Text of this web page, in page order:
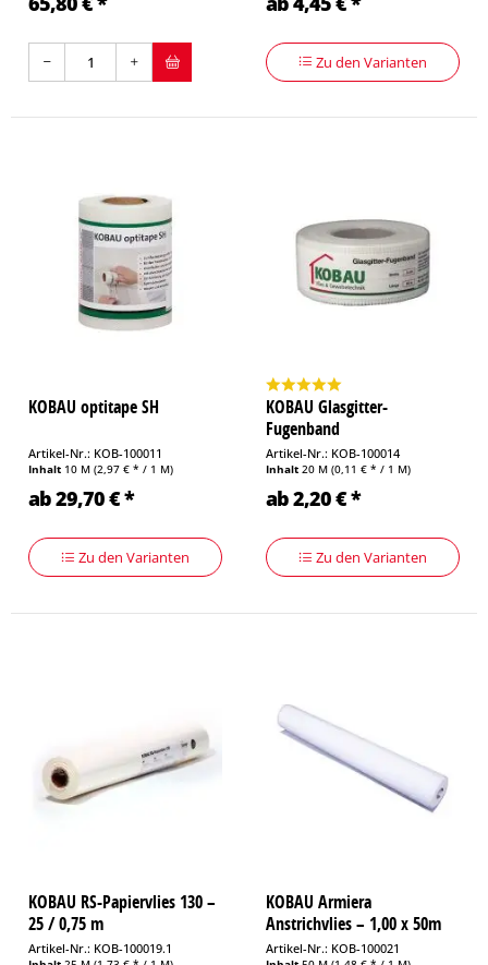
Zu den Varianten
KOBAU optitape SH
Artikel-Nr.: KOB-100011
Inhalt 10 M(2,97 € * / 1 M)
ab 29,70 € *
Zu den Varianten
KOBAU Glasgitter-
Fugenband
Artikel-Nr.: KOB-100014
Inhalt20 M(0,11 € * / 1 M)
ab 2,20 € *
Zu den Varianten
KOBAU RS-Papiervlies 130 –
25 / 0,75 m
Artikel-Nr.: KOB-100019.1
KOBAU Armiera
Anstrichvlies – 1,00 x 50m
Artikel-Nr.: KOB-100021